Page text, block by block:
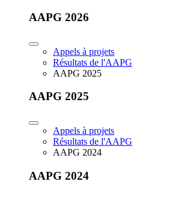
AAPG 2026
Appels à projets
Résultats de l'AAPG
AAPG 2025
AAPG 2025
Appels à projets
Résultats de l'AAPG
AAPG 2024
AAPG 2024